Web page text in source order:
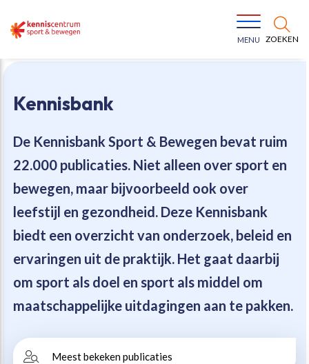
ZOEKEN
MENU
Kennisbank
De Kennisbank Sport & Bewegen bevat ruim
22.000 publicaties. Niet alleen over sport en
bewegen, maar bijvoorbeeld ook over
leefstijl en gezondheid. Deze Kennisbank
biedt een overzicht van onderzoek, beleid en
ervaringen uit de praktijk. Het gaat daarbij
om sport als doel en sport als middel om
maatschappelijke uitdagingen aan te pakken.
Meest bekeken publicaties
Bewegen voor een gezonde leefstijl
Jeugd in beweging
Vitaal ouder worden
Maatschappelijke waarde
Beweegvriendelijke omgeving
Ons team
Onze missie
Onze werkwijze
Organisatie
Werken bij